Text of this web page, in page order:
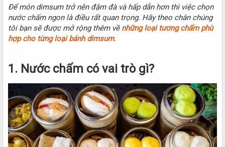
a
r
t
e
r
e
Để món dimsum trở nên đậm đà và hấp dẫn hơn thì việc chọn
nước chấm ngon là điều rất quan trọng. Hãy theo chân chúng
tôi bạn sẽ được mở rộng thêm về những loại tương chấm phù
hợp cho từng loại bánh dimsum.
1. Nước chấm có vai trò gì?